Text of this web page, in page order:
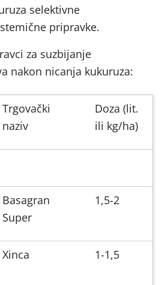
selektivne
pripravke.
za suzbijanje
nakon nicanja kukuruza:
Trgovački
naziv
Doza (lit.
ili kg/ha)
Basagran
Super
1,5-2
Xinca 1-1,5